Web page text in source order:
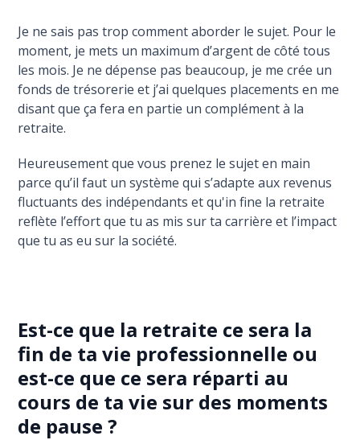
Je ne sais pas trop comment aborder le sujet. Pour le
moment, je mets un maximum d’argent de côté tous
les mois. Je ne dépense pas beaucoup, je me crée un
fonds de trésorerie et j’ai quelques placements en me
disant que ça fera en partie un complément à la
retraite.
Heureusement que vous prenez le sujet en main
parce qu’il faut un système qui s’adapte aux revenus
fluctuants des indépendants et qu'in fine la retraite
reflète l’effort que tu as mis sur ta carrière et l’impact
que tu as eu sur la société.
Est-ce que la retraite ce sera la
fin de ta vie professionnelle ou
est-ce que ce sera réparti au
cours de ta vie sur des moments
de pause ?